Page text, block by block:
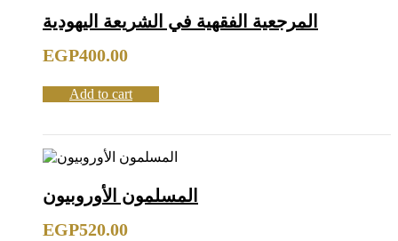
المرجعية الفقهية في الشريعة اليهودية
EGP400.00
Add to cart
المسلمون الأوروبيون
EGP520.00